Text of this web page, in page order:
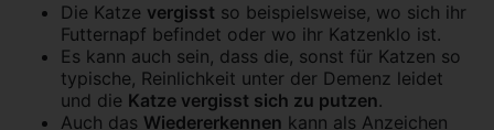
Die Katze vergisst so beispielsweise, wo sich ihr
Futternapf befindet oder wo ihr Katzenklo ist.
Es kann auch sein, dass die, sonst für Katzen so
typische, Reinlichkeit unter der Demenz leidet
und die Katze vergisst sich zu putzen.
Auch das Wiedererkennen kann als Anzeichen